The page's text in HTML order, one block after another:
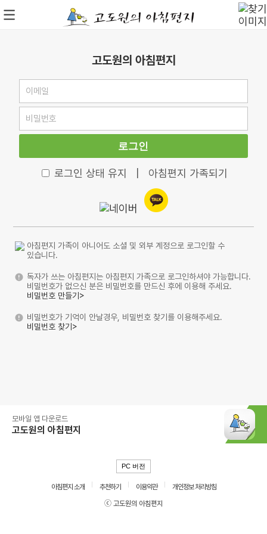
고도원의 아침편지
로그인
로그인 상태 유지 아침편지 가족되기
아침편지 가족이 아니어도 소셜 및 외부 계정으로 로그인할 수
있습니다.
독자가 쓰는 아침편지는 아침편지 가족으로 로그인하셔야 가능합니다.
비밀번호가 없으신 분은 비밀번호를 만드신 후에 이용해 주세요.
비밀번호 만들기>
비밀번호가 기억이 안날경우, 비밀번호 찾기를 이용해주세요.
비밀번호 찾기>
모바일 앱 다운로드
고도원의 아침편지
PC 버전
아침편지 소개 추천하기 이용약관
개인정보 처리방침
ⓒ 고도원의 아침편지